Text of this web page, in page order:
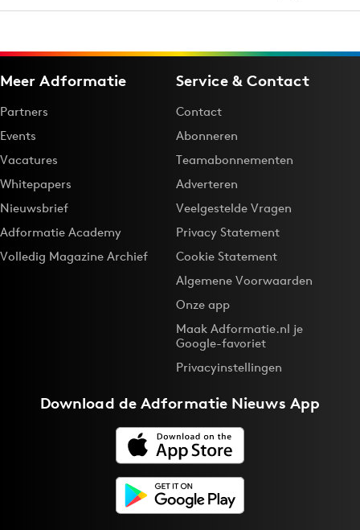
Meer Adformatie
Partners
Events
Vacatures
Whitepapers
Nieuwsbrief
Adformatie Academy
Volledig Magazine Archief
Service & Contact
Contact
Abonneren
Teamabonnementen
Adverteren
Veelgestelde Vragen
Privacy Statement
Cookie Statement
Algemene Voorwaarden
Onze app
Maak Adformatie.nl je
Google-favoriet
Privacyinstellingen
Download deAdformatie Nieuws App